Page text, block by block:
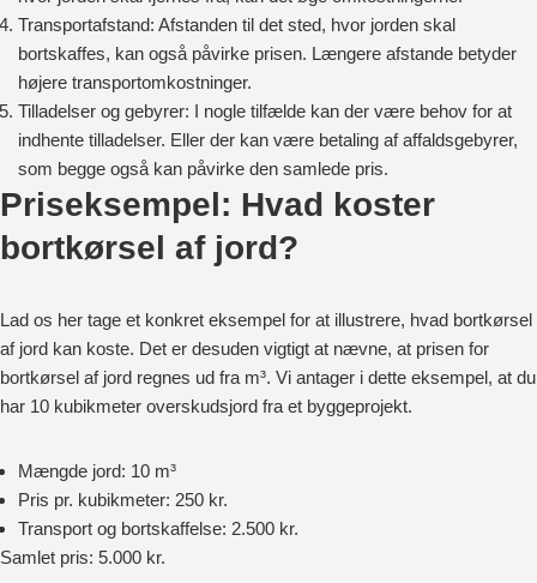
Transportafstand: Afstanden til det sted, hvor jorden skal
bortskaffes, kan også påvirke prisen. Længere afstande betyder
højere transportomkostninger.
Tilladelser og gebyrer: I nogle tilfælde kan der være behov for at
indhente tilladelser. Eller der kan være betaling af affaldsgebyrer,
som begge også kan påvirke den samlede pris.
Priseksempel: Hvad koster
bortkørsel af jord?
Lad os her tage et konkret eksempel for at illustrere, hvad bortkørsel
af jord kan koste. Det er desuden vigtigt at nævne, at prisen for
bortkørsel af jord regnes ud fra m³. Vi antager i dette eksempel, at du
har 10 kubikmeter overskudsjord fra et byggeprojekt.
Mængde jord: 10 m³
Pris pr. kubikmeter: 250 kr.
Transport og bortskaffelse: 2.500 kr.
Samlet pris: 5.000 kr.